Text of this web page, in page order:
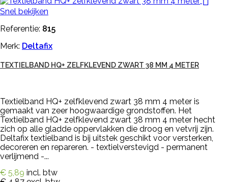
Snel bekijken
Referentie: 815
Merk: Deltafix
TEXTIELBAND HQ+ ZELFKLEVEND ZWART 38 MM 4 METER
Textielband HQ+ zelfklevend zwart 38 mm 4 meter is
gemaakt van zeer hoogwaardige grondstoffen. Het
Textielband HQ+ zelfklevend zwart 38 mm 4 meter hecht
zich op alle gladde oppervlakken die droog en vetvrij zijn.
Deltafix textielband is bij uitstek geschikt voor versterken,
decoreren en repareren. - textielverstevigd - permanent
verlijmend -...
€ 5,89 incl. btw